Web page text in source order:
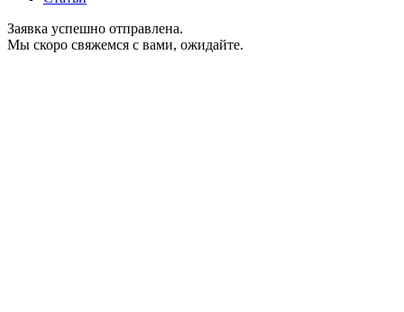
Заявка успешно отправлена.
Мы скоро свяжемся с вами, ожидайте.